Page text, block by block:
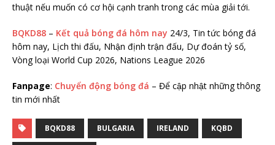
thuật nếu muốn có cơ hội cạnh tranh trong các mùa giải tới.
BQKD88 – Kết quả bóng đá hôm nay 24/3, Tin tức bóng đá
hôm nay, Lịch thi đấu, Nhận định trận đấu, Dự đoán tỷ số,
Vòng loại World Cup 2026, Nations League 2026
Fanpage: Chuyển động bóng đá – Để cập nhật những thông
tin mới nhất
BQKD88 BULGARIA IRELAND KQBD